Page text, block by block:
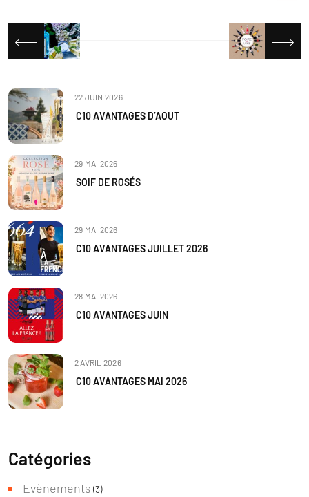
Navigation
de
l’article
C10 AVANTAGES D’AOUT
22 JUIN 2026
SOIF DE ROSÉS
29 MAI 2026
C10 AVANTAGES JUILLET 2026
29 MAI 2026
C10 AVANTAGES JUIN
28 MAI 2026
C10 AVANTAGES MAI 2026
2 AVRIL 2026
Catégories
Evènements (3)